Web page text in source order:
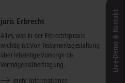
juris Erbrecht
Alles, was in der Erbrechtspraxis
wichtig ist: Von Testamentsgestaltung
über lebzeitige Vorsorge bis
Vermögensübertragung.
mehr Informationen
Live‑Demo & Kontakt